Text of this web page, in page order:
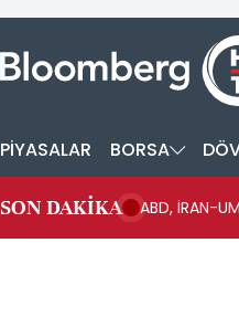
PİYASALAR BORSA
SON DAKİKA ABD, İRAN-